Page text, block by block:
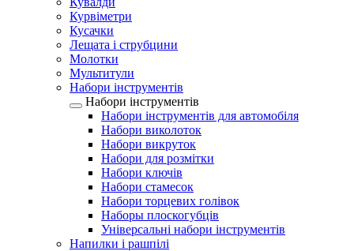
Курвіметри
Кусачки
Лещата і струбцини
Молотки
Мультитули
Набори інструментів
Набори інструментів
Набори інструментів для автомобіля
Набори виколоток
Набори викруток
Набори для розмітки
Набори ключів
Набори стамесок
Набори торцевих голівок
Наборы плоскогубців
Універсальні набори інструментів
Напилки і рашпілі